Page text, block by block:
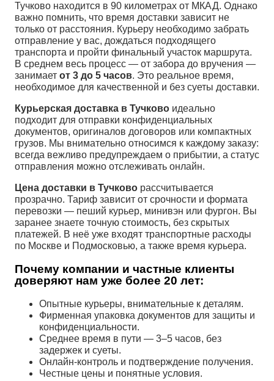
Тучково находится в 90 километрах от МКАД. Однако
важно помнить, что время доставки зависит не
только от расстояния. Курьеру необходимо забрать
отправление у вас, дождаться подходящего
транспорта и пройти финальный участок маршрута.
В среднем весь процесс — от забора до вручения —
занимает от 3 до 5 часов. Это реальное время,
необходимое для качественной и без суеты доставки.
Курьерская доставка в Тучково идеально
подходит для отправки конфиденциальных
документов, оригиналов договоров или компактных
грузов. Мы внимательно относимся к каждому заказу:
всегда вежливо предупреждаем о прибытии, а статус
отправления можно отслеживать онлайн.
Цена доставки в Тучково рассчитывается
прозрачно. Тариф зависит от срочности и формата
перевозки — пеший курьер, минивэн или фургон. Вы
заранее знаете точную стоимость, без скрытых
платежей. В неё уже входят транспортные расходы
по Москве и Подмосковью, а также время курьера.
Почему компании и частные клиенты
доверяют нам уже более 20 лет:
Опытные курьеры, внимательные к деталям.
Фирменная упаковка документов для защиты и
конфиденциальности.
Среднее время в пути — 3–5 часов, без
задержек и суеты.
Онлайн-контроль и подтверждение получения.
Честные цены и понятные условия.